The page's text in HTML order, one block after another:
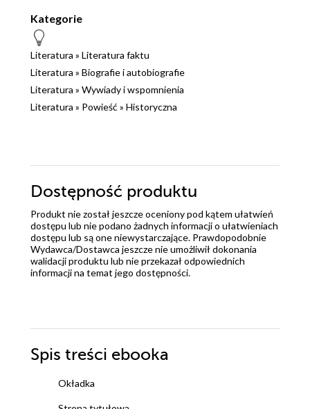
Kategorie
Literatura » Literatura faktu
Literatura » Biografie i autobiografie
Literatura » Wywiady i wspomnienia
Literatura » Powieść » Historyczna
Dostępność produktu
Produkt nie został jeszcze oceniony pod kątem ułatwień
dostępu lub nie podano żadnych informacji o ułatwieniach
dostępu lub są one niewystarczające. Prawdopodobnie
Wydawca/Dostawca jeszcze nie umożliwił dokonania
walidacji produktu lub nie przekazał odpowiednich
informacji na temat jego dostępności.
Spis treści ebooka
Okładka